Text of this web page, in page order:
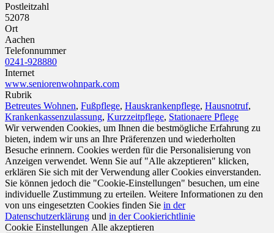
Postleitzahl
52078
Ort
Aachen
Telefonnummer
0241-928880
Internet
www.seniorenwohnpark.com
Rubrik
Betreutes Wohnen, Fußpflege, Hauskrankenpflege, Hausnotruf,
Krankenkassenzulassung, Kurzzeitpflege, Stationaere Pflege
Wir verwenden Cookies, um Ihnen die bestmögliche Erfahrung zu
bieten, indem wir uns an Ihre Präferenzen und wiederholten
Besuche erinnern. Cookies werden für die Personalisierung von
Anzeigen verwendet. Wenn Sie auf "Alle akzeptieren" klicken,
erklären Sie sich mit der Verwendung aller Cookies einverstanden.
Sie können jedoch die "Cookie-Einstellungen" besuchen, um eine
individuelle Zustimmung zu erteilen. Weitere Informationen zu den
von uns eingesetzten Cookies finden Sie in der
Datenschutzerklärung und in der Cookierichtlinie
Cookie Einstellungen Alle akzeptieren